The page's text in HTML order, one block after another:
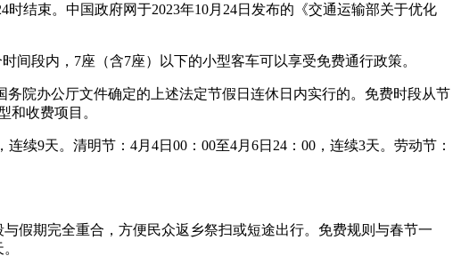
结束。中国政府网于2023年10月24日发布的《交通运输部关于优化
间段内，7座（含7座）以下的小型客车可以享受免费通行政策。
院办公厅文件确定的上述法定节假日连休日内实行的。免费时段从节
和收费项目。
续9天。清明节：4月4日00：00至4月6日24：00，连续3天。劳动节：
假期完全重合，方便民众返乡祭扫或短途出行。免费规则与春节一